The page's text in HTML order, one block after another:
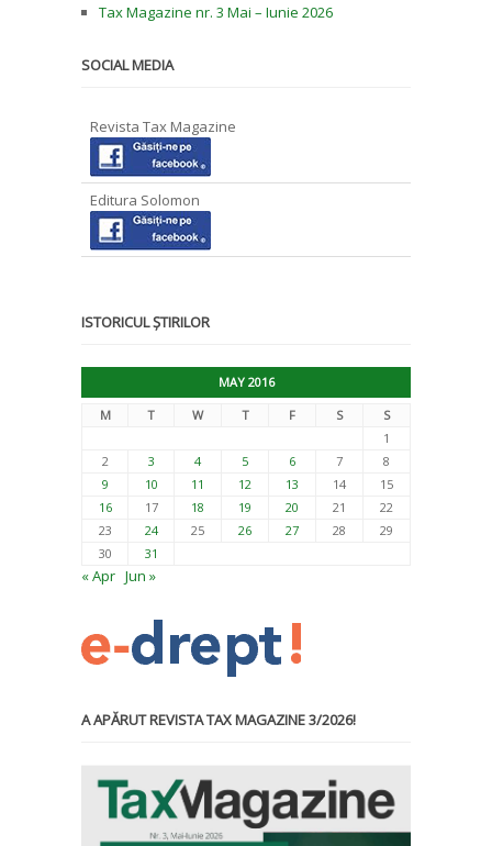
Tax Magazine nr. 3 Mai – Iunie 2026
SOCIAL MEDIA
Revista Tax Magazine
Editura Solomon
ISTORICUL ȘTIRILOR
MAY 2016
M
T W T F S
S
1
2
3 4 5 6 7
8
9
10 11 12 13 14
15
16
17 18 19 20 21
22
23
24 25 26 27 28
29
30
31
« Apr Jun »
A APĂRUT REVISTA TAX MAGAZINE 3/2026!